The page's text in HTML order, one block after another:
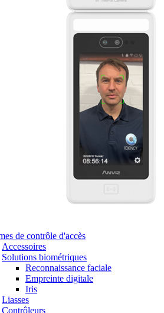
de contrôle d'accès
Accessoires
Solutions biométriques
Reconnaissance faciale
Empreinte digitale
Iris
Liasses
Contrôleurs